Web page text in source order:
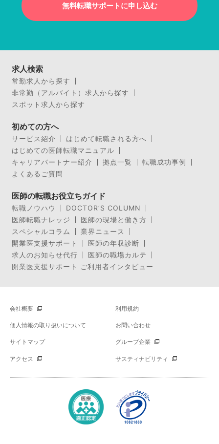
無料転職サポートに申し込む
求人検索
常勤求人から探す
非常勤（アルバイト）求人から探す
スポット求人から探す
初めての方へ
サービス紹介
はじめて転職される方へ
はじめての医師転職マニュアル
キャリアパートナー紹介
拠点一覧
転職成功事例
よくあるご質問
医師の転職お役立ちガイド
転職ノウハウ
DOCTOR’S COLUMN
医師転職ナレッジ
医師の現場と働き方
スペシャルコラム
業界ニュース
開業医支援サポート
医師の年収診断
求人のお知らせ代行
医師の職場カルテ
開業医支援サポート ご利用者インタビュー
会社概要 利用規約
個人情報の取り扱いについて お問い合わせ
サイトマップ グループ企業
アクセス サスティナビリティ